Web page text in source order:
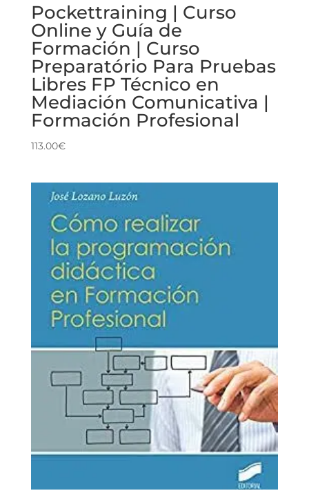
Pockettraining | Curso
Online y Guía de
Formación | Curso
Preparatório Para Pruebas
Libres FP Técnico en
Mediación Comunicativa |
Formación Profesional
113.00€